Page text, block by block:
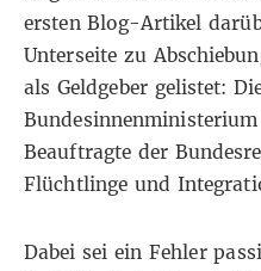
ersten Blog-Artikel
Unterseite zu
als Geldgeber gelistet:
Beauftragte der
Flüchtlinge und
Dabei sei ein Fehler